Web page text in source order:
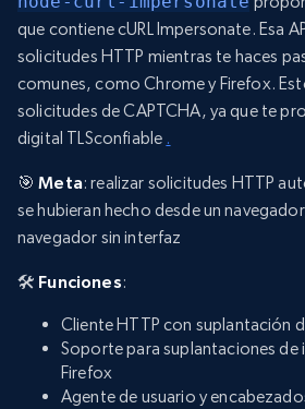
que contiene cURL Impersonate. Esa
solicitudes HTTP mientras te haces
comunes, como Chrome y Firefox.
solicitudes de CAPTCHA, ya que te
digital TLSconfiable .
🎯Meta: realizar solicitudes HTTP
se hubieran hecho desde un
navegador sin interfaz
🛠️ Funciones:
Cliente HTTP con suplantación
Soporte para suplantaciones de
Firefox
Agente de usuario y